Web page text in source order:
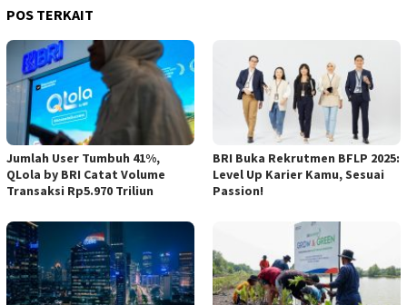
POS TERKAIT
Jumlah User Tumbuh 41%,
QLola by BRI Catat Volume
Transaksi Rp5.970 Triliun
BRI Buka Rekrutmen BFLP 2025:
Level Up Karier Kamu, Sesuai
Passion!